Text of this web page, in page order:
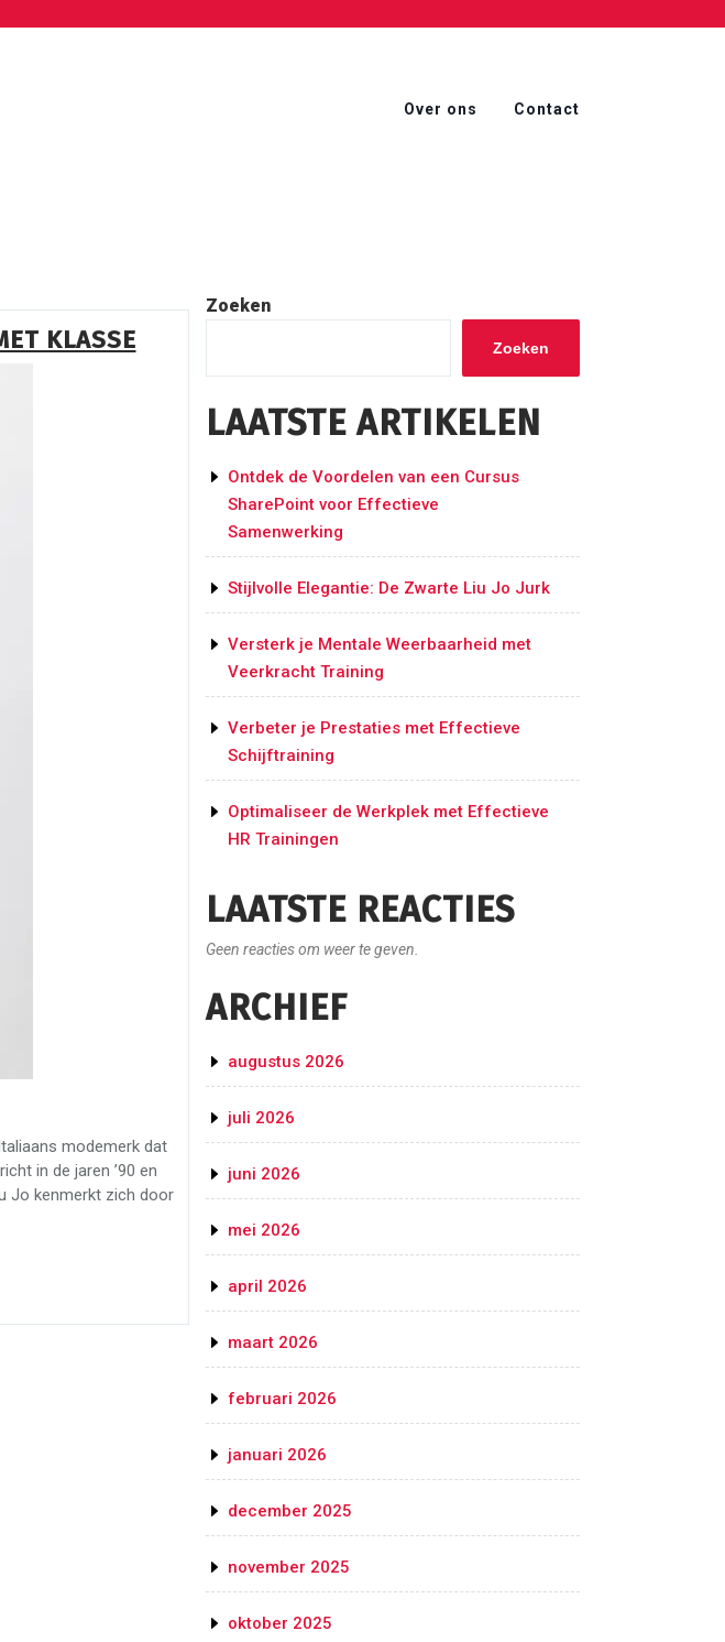
Over ons Contact
KLASSE
modemerk dat
in de jaren ’90 en
Jo kenmerkt zich door
Zoeken
Zoeken
LAATSTE ARTIKELEN
Ontdek de Voordelen van een Cursus
SharePoint voor Effectieve
Samenwerking
Stijlvolle Elegantie: De Zwarte Liu Jo Jurk
Versterk je Mentale Weerbaarheid met
Veerkracht Training
Verbeter je Prestaties met Effectieve
Schijftraining
Optimaliseer de Werkplek met Effectieve
HR Trainingen
LAATSTE REACTIES
Geen reacties om weer te geven.
ARCHIEF
augustus 2026
juli 2026
juni 2026
mei 2026
april 2026
maart 2026
februari 2026
januari 2026
december 2025
november 2025
oktober 2025